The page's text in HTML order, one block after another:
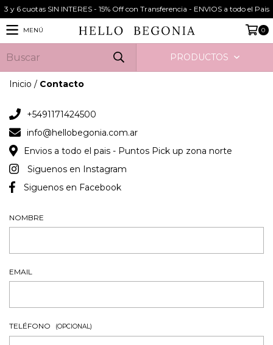
3 y 6 cuotas SIN INTERES - 15% Off con Transferencia - ENVIOS a todo el Pais
MENÚ 0
PRODUCTOS
Inicio / Contacto
+5491171424500
info@hellobegonia.com.ar
Envios a todo el pais - Puntos Pick up zona norte
Siguenos en Instagram
Siguenos en Facebook
NOMBRE
EMAIL
TELÉFONO (OPCIONAL)